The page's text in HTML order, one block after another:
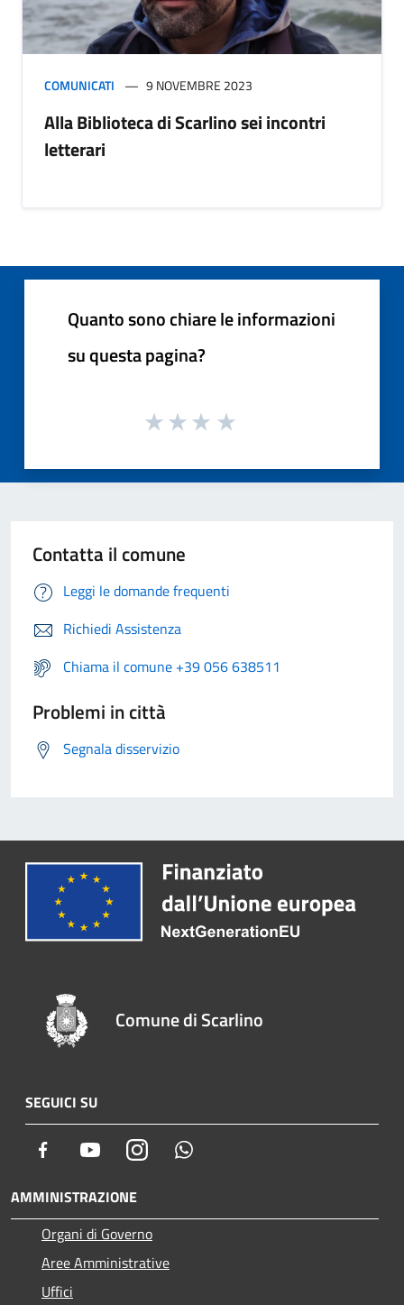
COMUNICATI 9 NOVEMBRE 2023
Alla Biblioteca di Scarlino sei incontri
letterari
Quanto sono chiare le informazioni
su questa pagina?
Contatta il comune
Leggi le domande frequenti
Richiedi Assistenza
Chiama il comune +39 056 638511
Problemi in città
Segnala disservizio
Comune di Scarlino
SEGUICI SU
Facebook YoutubeInstagram
AMMINISTRAZIONE
Organi di Governo
Aree Amministrative
Uffici